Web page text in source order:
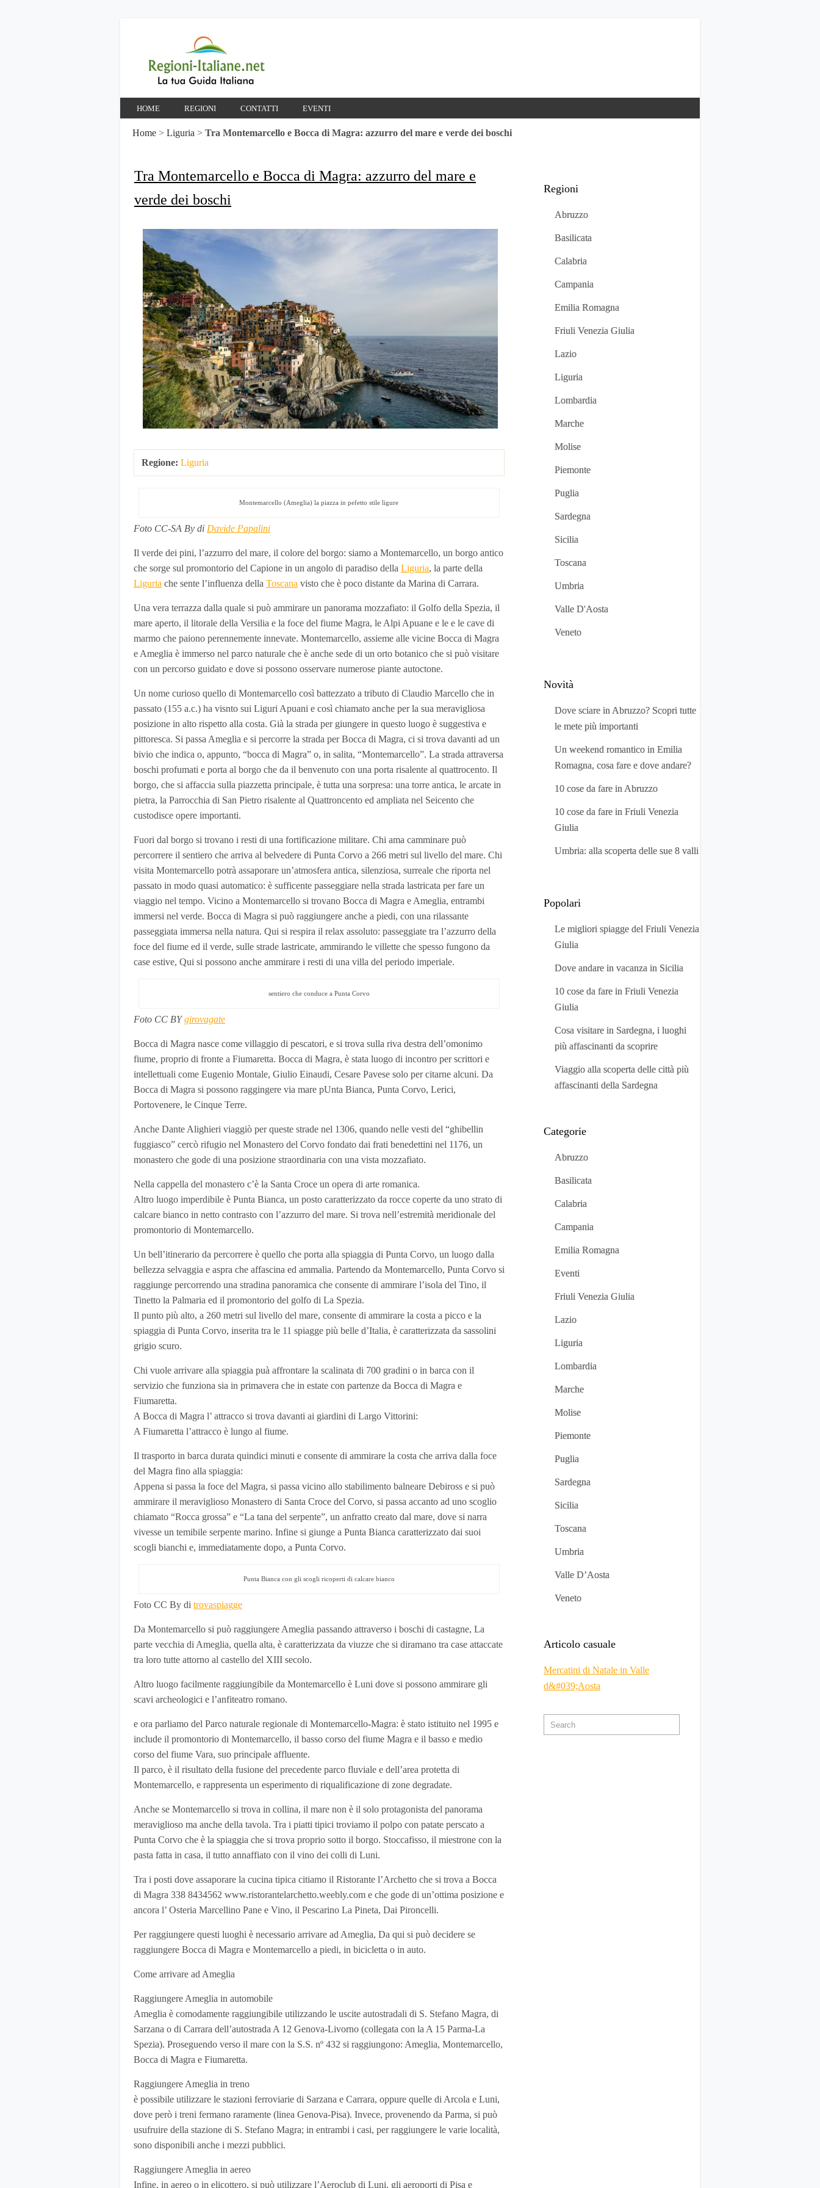
HOME REGIONI CONTATTI EVENTI
Home > Liguria > Tra Montemarcello e Bocca di Magra: azzurro del mare e verde dei boschi
Tra Montemarcello e Bocca di Magra: azzurro del mare e
verde dei boschi
Regione: Liguria
Montemarcello (Ameglia) la piazza in pefetto stile ligure
Foto CC-SA By di Davide Papalini
Il verde dei pini, l’azzurro del mare, il colore del borgo: siamo a Montemarcello, un borgo antico
che sorge sul promontorio del Capione in un angolo di paradiso della Liguria, la parte della
Liguria che sente l’influenza della Toscana visto che è poco distante da Marina di Carrara.
Una vera terrazza dalla quale si può ammirare un panorama mozzafiato: il Golfo della Spezia, il
mare aperto, il litorale della Versilia e la foce del fiume Magra, le Alpi Apuane e le e le cave di
marmo che paiono perennemente innevate. Montemarcello, assieme alle vicine Bocca di Magra
e Ameglia è immerso nel parco naturale che è anche sede di un orto botanico che si può visitare
con un percorso guidato e dove si possono osservare numerose piante autoctone.
Un nome curioso quello di Montemarcello così battezzato a tributo di Claudio Marcello che in
passato (155 a.c.) ha visnto sui Liguri Apuani e così chiamato anche per la sua meravigliosa
posizione in alto rispetto alla costa. Già la strada per giungere in questo luogo è suggestiva e
pittoresca. Si passa Ameglia e si percorre la strada per Bocca di Magra, ci si trova davanti ad un
bivio che indica o, appunto, “bocca di Magra” o, in salita, “Montemarcello”. La strada attraversa
boschi profumati e porta al borgo che da il benvenuto con una porta risalente al quattrocento. Il
borgo, che si affaccia sulla piazzetta principale, è tutta una sorpresa: una torre antica, le arcate in
pietra, la Parrocchia di San Pietro risalente al Quattroncento ed ampliata nel Seicento che
custodisce opere importanti.
Fuori dal borgo si trovano i resti di una fortificazione militare. Chi ama camminare può
percorrere il sentiero che arriva al belvedere di Punta Corvo a 266 metri sul livello del mare. Chi
visita Montemarcello potrà assaporare un’atmosfera antica, silenziosa, surreale che riporta nel
passato in modo quasi automatico: è sufficente passeggiare nella strada lastricata per fare un
viaggio nel tempo. Vicino a Montemarcello si trovano Bocca di Magra e Ameglia, entrambi
immersi nel verde. Bocca di Magra si può raggiungere anche a piedi, con una rilassante
passeggiata immersa nella natura. Qui si respira il relax assoluto: passeggiate tra l’azzurro della
foce del fiume ed il verde, sulle strade lastricate, ammirando le villette che spesso fungono da
case estive, Qui si possono anche ammirare i resti di una villa del periodo imperiale.
sentiero che conduce a Punta Corvo
Foto CC BYgirovagate
Bocca di Magra nasce come villaggio di pescatori, e si trova sulla riva destra dell’omonimo
fiume, proprio di fronte a Fiumaretta. Bocca di Magra, è stata luogo di incontro per scrittori e
intellettuali come Eugenio Montale, Giulio Einaudi, Cesare Pavese solo per citarne alcuni. Da
Bocca di Magra si possono raggingere via mare pUnta Bianca, Punta Corvo, Lerici,
Portovenere, le Cinque Terre.
Anche Dante Alighieri viaggiò per queste strade nel 1306, quando nelle vesti del “ghibellin
fuggiasco” cercò rifugio nel Monastero del Corvo fondato dai frati benedettini nel 1176, un
monastero che gode di una posizione straordinaria con una vista mozzafiato.
Nella cappella del monastero c’è la Santa Croce un opera di arte romanica.
Altro luogo imperdibile è Punta Bianca, un posto caratterizzato da rocce coperte da uno strato di
calcare bianco in netto contrasto con l’azzurro del mare. Si trova nell’estremità meridionale del
promontorio di Montemarcello.
Un bell’itinerario da percorrere è quello che porta alla spiaggia di Punta Corvo, un luogo dalla
bellezza selvaggia e aspra che affascina ed ammalia. Partendo da Montemarcello, Punta Corvo si
raggiunge percorrendo una stradina panoramica che consente di ammirare l’isola del Tino, il
Tinetto la Palmaria ed il promontorio del golfo di La Spezia.
Il punto più alto, a 260 metri sul livello del mare, consente di ammirare la costa a picco e la
spiaggia di Punta Corvo, inserita tra le 11 spiagge più belle d’Italia, è caratterizzata da sassolini
grigio scuro.
Chi vuole arrivare alla spiaggia puà affrontare la scalinata di 700 gradini o in barca con il
servizio che funziona sia in primavera che in estate con partenze da Bocca di Magra e
Fiumaretta.
A Bocca di Magra l’ attracco si trova davanti ai giardini di Largo Vittorini:
A Fiumaretta l’attracco è lungo al fiume.
Il trasporto in barca durata quindici minuti e consente di ammirare la costa che arriva dalla foce
del Magra fino alla spiaggia:
Appena si passa la foce del Magra, si passa vicino allo stabilimento balneare Debiross e si può
ammirare il meraviglioso Monastero di Santa Croce del Corvo, si passa accanto ad uno scoglio
chiamato “Rocca grossa” e “La tana del serpente”, un anfratto creato dal mare, dove si narra
vivesse un temibile serpente marino. Infine si giunge a Punta Bianca caratterizzato dai suoi
scogli bianchi e, immediatamente dopo, a Punta Corvo.
Punta Bianca con gli scogli ricoperti di calcare bianco
Foto CC By di trovaspiagge
Da Montemarcello si può raggiungere Ameglia passando attraverso i boschi di castagne, La
parte vecchia di Ameglia, quella alta, è caratterizzata da viuzze che si diramano tra case attaccate
tra loro tutte attorno al castello del XIII secolo.
Altro luogo facilmente raggiungibile da Montemarcello è Luni dove si possono ammirare gli
scavi archeologici e l’anfiteatro romano.
e ora parliamo del Parco naturale regionale di Montemarcello-Magra: è stato istituito nel 1995 e
include il promontorio di Montemarcello, il basso corso del fiume Magra e il basso e medio
corso del fiume Vara, suo principale affluente.
Il parco, è il risultato della fusione del precedente parco fluviale e dell’area protetta di
Montemarcello, e rappresenta un esperimento di riqualificazione di zone degradate.
Anche se Montemarcello si trova in collina, il mare non è il solo protagonista del panorama
meraviglioso ma anche della tavola. Tra i piatti tipici troviamo il polpo con patate perscato a
Punta Corvo che è la spiaggia che si trova proprio sotto il borgo. Stoccafisso, il miestrone con la
pasta fatta in casa, il tutto annaffiato con il vino dei colli di Luni.
Tra i posti dove assaporare la cucina tipica citiamo il Ristorante l’Archetto che si trova a Bocca
di Magra 338 8434562 www.ristorantelarchetto.weebly.com e che gode di un’ottima posizione e
ancora l’ Osteria Marcellino Pane e Vino, il Pescarino La Pineta, Dai Pironcelli.
Per raggiungere questi luoghi è necessario arrivare ad Ameglia, Da qui si può decidere se
raggiungere Bocca di Magra e Montemarcello a piedi, in bicicletta o in auto.
Come arrivare ad Ameglia
Raggiungere Ameglia in automobile
Ameglia è comodamente raggiungibile utilizzando le uscite autostradali di S. Stefano Magra, di
Sarzana o di Carrara dell’autostrada A 12 Genova-Livorno (collegata con la A 15 Parma-La
Spezia). Proseguendo verso il mare con la S.S. nº 432 si raggiungono: Ameglia, Montemarcello,
Bocca di Magra e Fiumaretta.
Raggiungere Ameglia in treno
è possibile utilizzare le stazioni ferroviarie di Sarzana e Carrara, oppure quelle di Arcola e Luni,
dove però i treni fermano raramente (linea Genova-Pisa). Invece, provenendo da Parma, si può
usufruire della stazione di S. Stefano Magra; in entrambi i casi, per raggiungere le varie località,
sono disponibili anche i mezzi pubblici.
Raggiungere Ameglia in aereo
Infine, in aereo o in elicottero, si può utilizzare l’Aeroclub di Luni, gli aeroporti di Pisa e
Regioni
Abruzzo
Basilicata
Calabria
Campania
Emilia Romagna
Friuli Venezia Giulia
Lazio
Liguria
Lombardia
Marche
Molise
Piemonte
Puglia
Sardegna
Sicilia
Toscana
Umbria
Valle D'Aosta
Veneto
Novità
Dove sciare in Abruzzo? Scopri tutte
le mete più importanti
Un weekend romantico in Emilia
Romagna, cosa fare e dove andare?
10 cose da fare in Abruzzo
10 cose da fare in Friuli Venezia
Giulia
Umbria: alla scoperta delle sue 8 valli
Popolari
Le migliori spiagge del Friuli Venezia
Giulia
Dove andare in vacanza in Sicilia
10 cose da fare in Friuli Venezia
Giulia
Cosa visitare in Sardegna, i luoghi
più affascinanti da scoprire
Viaggio alla scoperta delle città più
affascinanti della Sardegna
Categorie
Abruzzo
Basilicata
Calabria
Campania
Emilia Romagna
Eventi
Friuli Venezia Giulia
Lazio
Liguria
Lombardia
Marche
Molise
Piemonte
Puglia
Sardegna
Sicilia
Toscana
Umbria
Valle D’Aosta
Veneto
Articolo casuale
Mercatini di Natale in Valle
d&#039;Aosta